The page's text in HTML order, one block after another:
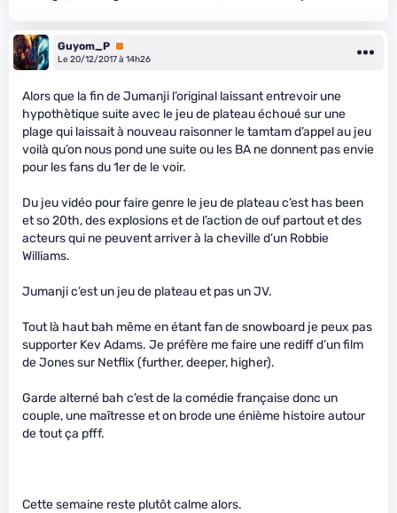
Guyom_P Premium
Le 20/12/2017 à 14h26
Alors que la fin de Jumanji l’original laissant entrevoir une
hypothètique suite avec le jeu de plateau échoué sur une
plage qui laissait à nouveau raisonner le tamtam d’appel au jeu
voilà qu’on nous pond une suite ou les BA ne donnent pas envie
pour les fans du 1er de le voir.
Du jeu vidéo pour faire genre le jeu de plateau c’est has been
et so 20th, des explosions et de l’action de ouf partout et des
acteurs qui ne peuvent arriver à la cheville d’un Robbie
Williams.
Jumanji c’est un jeu de plateau et pas un JV.
Tout là haut bah même en étant fan de snowboard je peux pas
supporter Kev Adams. Je préfère me faire une rediff d’un film
de Jones sur Netflix (further, deeper, higher).
Garde alterné bah c’est de la comédie française donc un
couple, une maîtresse et on brode une énième histoire autour
de tout ça pfff.
Cette semaine reste plutôt calme alors.